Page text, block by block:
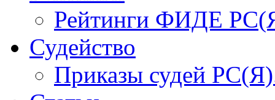
Рейтинги ФИДЕ
Судейство
Приказы судей